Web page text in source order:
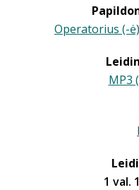
Operatorius (-
MP3
1 val.